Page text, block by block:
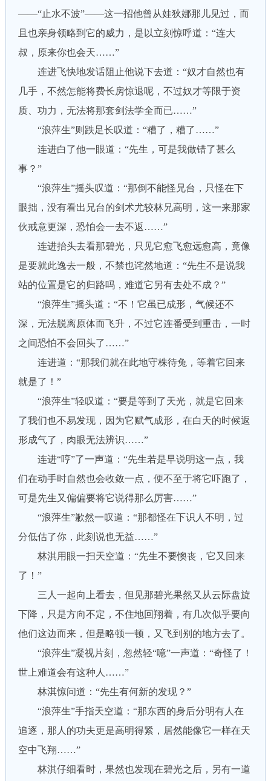
——“止水不波”——这一招他曾从娃狄娜那儿见过，而
且也亲身领略到它的威力，是以立刻惊呼道：“连大
叔，原来你也会天……”
连进飞快地发话阻止他说下去道：“奴才自然也有
几手，不然怎能将费长房惊退呢，不过奴才等限于资
质、功力，无法将那套剑法学全而已……”
“浪萍生”则跌足长叹道：“糟了，糟了……”
连进白了他一眼道：“先生，可是我做错了甚么
事？”
“浪萍生”摇头叹道：“那倒不能怪兄台，只怪在下
眼拙，没有看出兄台的剑术尤较林兄高明，这一来那家
伙戒意更深，恐怕会一去不返……”
连进抬头去看那碧光，只见它愈飞愈远愈高，竟像
是要就此逸去一般，不禁也诧然地道：“先生不是说我
站的位置是它的归路吗，难道它另有去处不成？”
“浪萍生”摇头道：“不！它虽已成形，气候还不
深，无法脱离原体而飞升，不过它连番受到重击，一时
之间恐怕不会回头了……”
连进道：“那我们就在此地守株待兔，等着它回来
就是了！”
“浪萍生”轻叹道：“要是等到了天光，就是它回来
了我们也不易发现，因为它赋气成形，在白天的时候返
形成气了，肉眼无法辨识……”
连进“哼”了一声道：“先生若是早说明这一点，我
们在动手时自然也会收敛一点，便不至于将它吓跑了，
可是先生又偏偏要将它说得那么厉害……”
“浪萍生”歉然一叹道：“那都怪在下识人不明，过
分低估了你，此刻说也无益……”
林淇用眼一扫天空道：“先生不要懊丧，它又回来
了！”
三人一起向上看去，但见那碧光果然又从云际盘旋
下降，只是方向不定，不住地回翔着，有几次似乎要向
他们这边而来，但是略顿一顿，又飞到别的地方去了。
“浪萍生”凝视片刻，忽然轻“噫”一声道：“奇怪了！
世上难道会有这种人……”
林淇惊问道：“先生有何新的发现？”
“浪萍生”手指天空道：“那东西的身后分明有人在
追逐，那人的功夫更是高明得紧，居然能像它一样在天
空中飞翔……”
林淇仔细看时，果然也发现在碧光之后，另有一道